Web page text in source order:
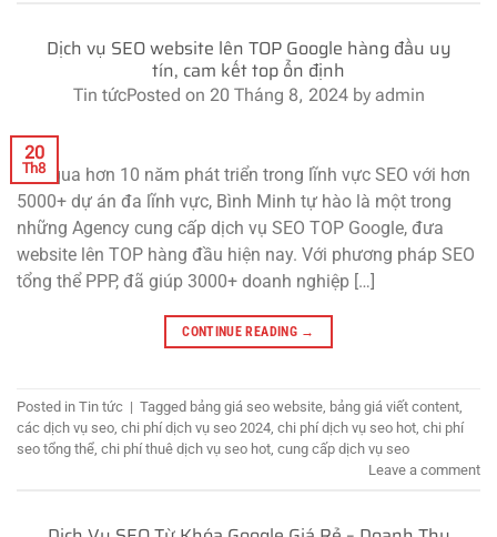
Dịch vụ SEO website lên TOP Google hàng đầu uy
tín, cam kết top ổn định
Tin tứcPosted on 20 Tháng 8, 2024by admin
20
Th8
Trải qua hơn 10 năm phát triển trong lĩnh vực SEO với hơn
5000+ dự án đa lĩnh vực, Bình Minh tự hào là một trong
những Agency cung cấp dịch vụ SEO TOP Google, đưa
website lên TOP hàng đầu hiện nay. Với phương pháp SEO
tổng thể PPP, đã giúp 3000+ doanh nghiệp […]
CONTINUE READING →
Posted in Tin tức | Tagged bảng giá seo website, bảng giá viết content,
các dịch vụ seo, chi phí dịch vụ seo 2024, chi phí dịch vụ seo hot, chi phí
seo tổng thể, chi phí thuê dịch vụ seo hot, cung cấp dịch vụ seo
Leave a comment